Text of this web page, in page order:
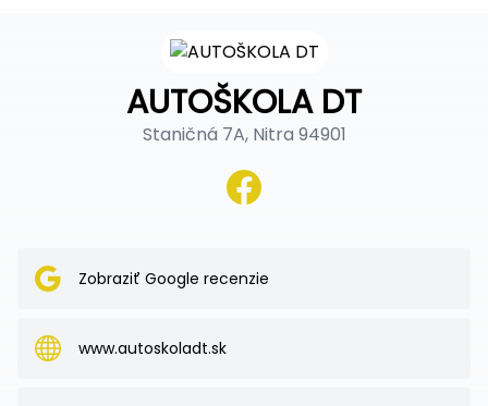
AUTOŠKOLA DT
Staničná 7A, Nitra 94901
Zobraziť Google recenzie
www.autoskoladt.sk